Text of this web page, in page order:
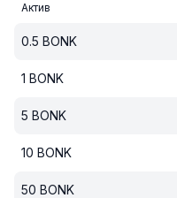
Актив
0.5 BONK
1 BONK
5 BONK
10 BONK
50 BONK